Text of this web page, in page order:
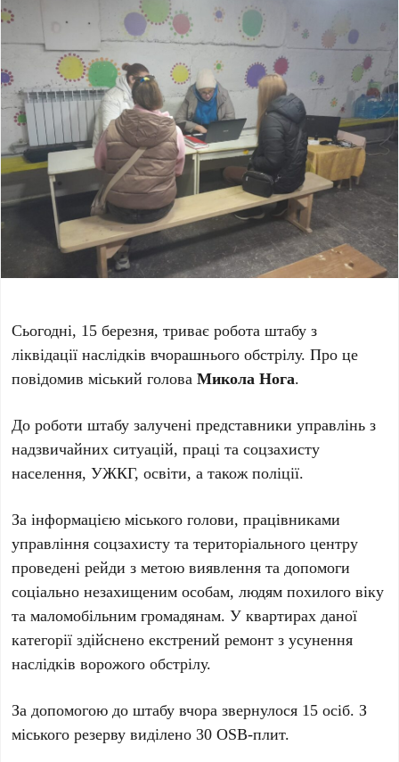
Сьогодні, 15 березня, триває робота штабу з
ліквідації наслідків вчорашнього обстрілу. Про це
повідомив міський головаМикола Нога.
До роботи штабу залучені представники управлінь з
надзвичайних ситуацій, праці та соцзахисту
населення, УЖКГ, освіти, а також поліції.
За інформацією міського голови, працівниками
управління соцзахисту та територіального центру
проведені рейди з метою виявлення та допомоги
соціально незахищеним особам, людям похилого віку
та маломобільним громадянам. У квартирах даної
категорії здійснено екстрений ремонт з усунення
наслідків ворожого обстрілу.
За допомогою до штабу вчора звернулося 15 осіб. З
міського резерву виділено 30 OSB-плит.